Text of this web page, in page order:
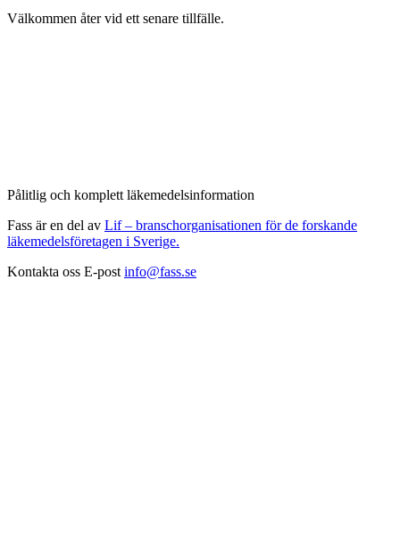
Välkommen åter vid ett senare tillfälle.
Pålitlig och komplett läkemedelsinformation
Fass är en del av Lif – branschorganisationen för de forskande
läkemedelsföretagen i Sverige.
Kontakta oss E-post info@fass.se